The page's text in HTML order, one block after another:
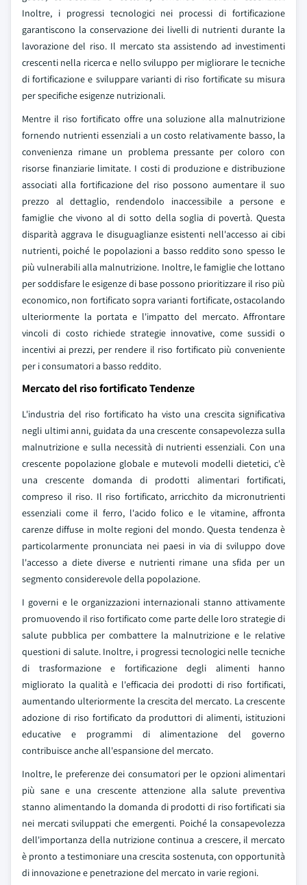
Inoltre, i progressi tecnologici nei processi di fortificazione
garantiscono la conservazione dei livelli di nutrienti durante la
lavorazione del riso. Il mercato sta assistendo ad investimenti
crescenti nella ricerca e nello sviluppo per migliorare le tecniche
di fortificazione e sviluppare varianti di riso fortificate su misura
per specifiche esigenze nutrizionali.
Mentre il riso fortificato offre una soluzione alla malnutrizione
fornendo nutrienti essenziali a un costo relativamente basso, la
convenienza rimane un problema pressante per coloro con
risorse finanziarie limitate. I costi di produzione e distribuzione
associati alla fortificazione del riso possono aumentare il suo
prezzo al dettaglio, rendendolo inaccessibile a persone e
famiglie che vivono al di sotto della soglia di povertà. Questa
disparità aggrava le disuguaglianze esistenti nell'accesso ai cibi
nutrienti, poiché le popolazioni a basso reddito sono spesso le
più vulnerabili alla malnutrizione. Inoltre, le famiglie che lottano
per soddisfare le esigenze di base possono prioritizzare il riso più
economico, non fortificato sopra varianti fortificate, ostacolando
ulteriormente la portata e l'impatto del mercato. Affrontare
vincoli di costo richiede strategie innovative, come sussidi o
incentivi ai prezzi, per rendere il riso fortificato più conveniente
per i consumatori a basso reddito.
Mercato del riso fortificato Tendenze
L'industria del riso fortificato ha visto una crescita significativa
negli ultimi anni, guidata da una crescente consapevolezza sulla
malnutrizione e sulla necessità di nutrienti essenziali. Con una
crescente popolazione globale e mutevoli modelli dietetici, c'è
una crescente domanda di prodotti alimentari fortificati,
compreso il riso. Il riso fortificato, arricchito da micronutrienti
essenziali come il ferro, l'acido folico e le vitamine, affronta
carenze diffuse in molte regioni del mondo. Questa tendenza è
particolarmente pronunciata nei paesi in via di sviluppo dove
l'accesso a diete diverse e nutrienti rimane una sfida per un
segmento considerevole della popolazione.
I governi e le organizzazioni internazionali stanno attivamente
promuovendo il riso fortificato come parte delle loro strategie di
salute pubblica per combattere la malnutrizione e le relative
questioni di salute. Inoltre, i progressi tecnologici nelle tecniche
di trasformazione e fortificazione degli alimenti hanno
migliorato la qualità e l'efficacia dei prodotti di riso fortificati,
aumentando ulteriormente la crescita del mercato. La crescente
adozione di riso fortificato da produttori di alimenti, istituzioni
educative e programmi di alimentazione del governo
contribuisce anche all'espansione del mercato.
Inoltre, le preferenze dei consumatori per le opzioni alimentari
più sane e una crescente attenzione alla salute preventiva
stanno alimentando la domanda di prodotti di riso fortificati sia
nei mercati sviluppati che emergenti. Poiché la consapevolezza
dell'importanza della nutrizione continua a crescere, il mercato
è pronto a testimoniare una crescita sostenuta, con opportunità
di innovazione e penetrazione del mercato in varie regioni.